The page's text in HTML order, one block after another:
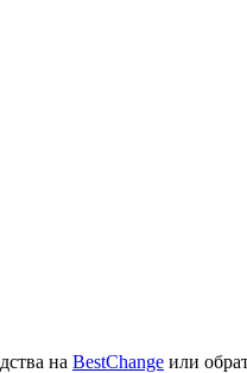
на BestChange или